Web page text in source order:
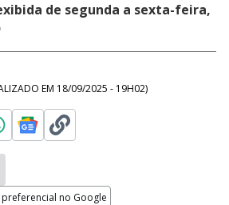
de segunda a sexta-feira,
EM 18/09/2025 - 19H02)
no Google